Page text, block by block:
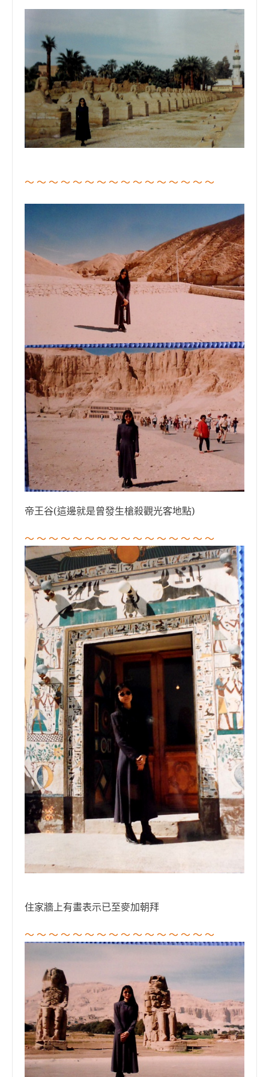
～ ～ ～ ～ ～ ～ ～ ～ ～ ～ ～ ～ ～ ～ ～ ～
帝王谷(這邊就是曾發生槍殺觀光客地點)
～ ～ ～ ～ ～ ～ ～ ～ ～ ～ ～ ～ ～ ～ ～ ～
住家牆上有畫表示已至麥加朝拜
～ ～ ～ ～ ～ ～ ～ ～ ～ ～ ～ ～ ～ ～ ～ ～